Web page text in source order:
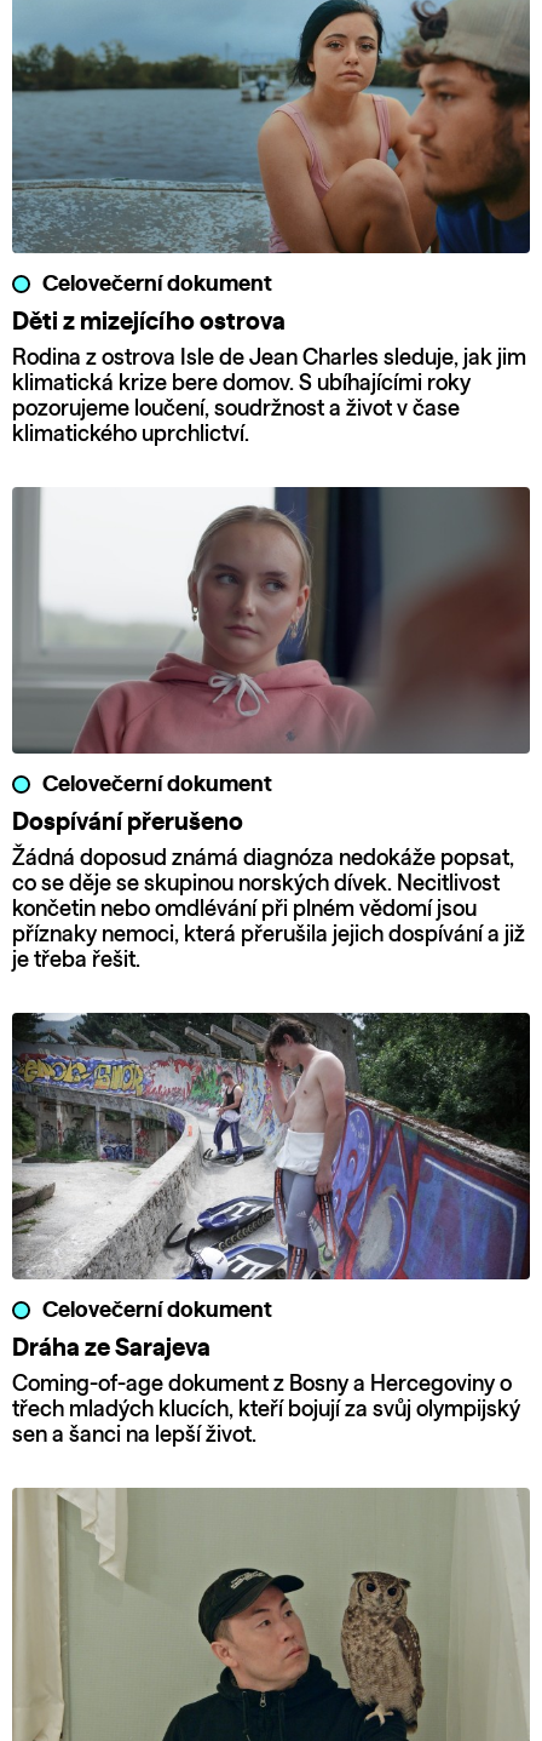
Celovečerní dokument
Děti z mizejícího ostrova
Rodina z ostrova Isle de Jean Charles sleduje, jak jim
klimatická krize bere domov. S ubíhajícími roky
pozorujeme loučení, soudržnost a život v čase
klimatického uprchlictví.
Celovečerní dokument
Dospívání přerušeno
Žádná doposud známá diagnóza nedokáže popsat,
co se děje se skupinou norských dívek. Necitlivost
končetin nebo omdlévání při plném vědomí jsou
příznaky nemoci, která přerušila jejich dospívání a již
je třeba řešit.
Celovečerní dokument
Dráha ze Sarajeva
Coming-of-age dokument z Bosny a Hercegoviny o
třech mladých klucích, kteří bojují za svůj olympijský
sen a šanci na lepší život.